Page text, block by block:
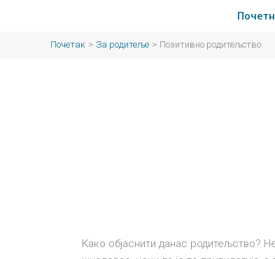
Почетак За родитеље Позитивно родитељство
Како објаснити данас родитељство?